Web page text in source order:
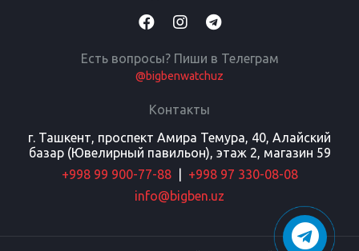
Есть вопросы? Пиши в Телеграм
@bigbenwatchuz
Контакты
г. Ташкент, проспект Амира Темура, 40, Алайский
базар (Ювелирный павильон), этаж 2, магазин 59
+998 99 900-77-88
+998 97 330-08-08
info@bigben.uz